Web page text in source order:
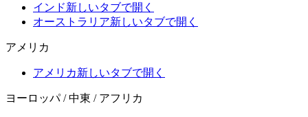
インド新しいタブで開く
オーストラリア新しいタブで開く
アメリカ
アメリカ新しいタブで開く
ヨーロッパ / 中東 / アフリカ